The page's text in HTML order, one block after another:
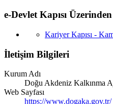
e-Devlet Kapısı
Kariyer Kapısı -
İletişim Bilgileri
Kurum Adı
Doğu Akdeniz Kalkınma
Web Sayfası
https://www.dogaka.gov.tr/